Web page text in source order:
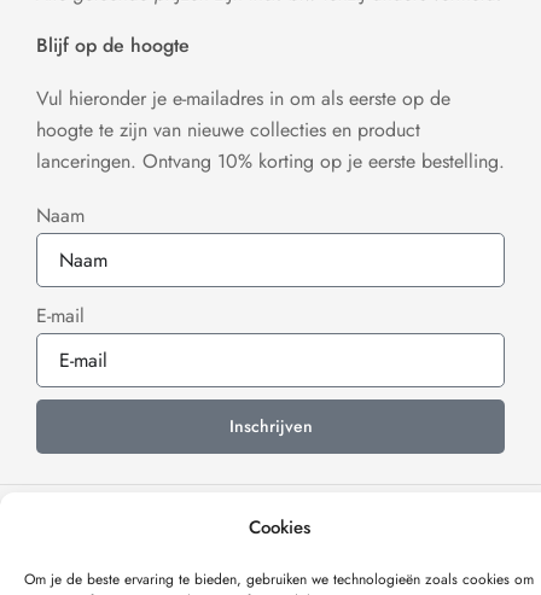
Cookies
Om je de beste ervaring te bieden, gebruiken we technologieën zoals cookies om
Blijf op de hoogte
Vul hieronder je e-mailadres in om als eerste op de
hoogte te zijn van nieuwe collecties en product
lanceringen. Ontvang 10% korting op je eerste bestelling.
Naam
E-mail
Inschrijven
Verzonden met